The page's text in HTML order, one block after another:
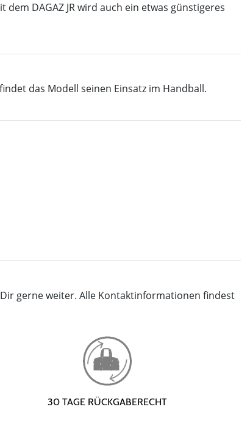
DAGAZ JR wird auch ein etwas günstigeres
das Modell seinen Einsatz im Handball.
gerne weiter. Alle Kontaktinformationen findest
30 TAGE RÜCKGABERECHT